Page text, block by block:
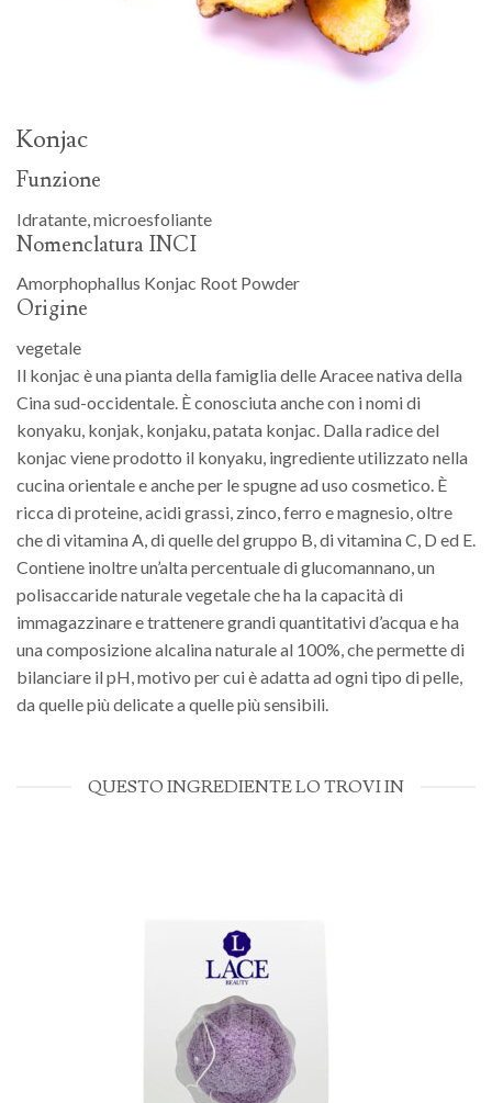
Konjac
Funzione
Idratante, microesfoliante
Nomenclatura INCI
Amorphophallus Konjac Root Powder
Origine
vegetale
Il konjac è una pianta della famiglia delle Aracee nativa della
Cina sud-occidentale. È conosciuta anche con i nomi di
konyaku, konjak, konjaku, patata konjac. Dalla radice del
konjac viene prodotto il konyaku, ingrediente utilizzato nella
cucina orientale e anche per le spugne ad uso cosmetico. È
ricca di proteine, acidi grassi, zinco, ferro e magnesio, oltre
che di vitamina A, di quelle del gruppo B, di vitamina C, D ed E.
Contiene inoltre un’alta percentuale di glucomannano, un
polisaccaride naturale vegetale che ha la capacità di
immagazzinare e trattenere grandi quantitativi d’acqua e ha
una composizione alcalina naturale al 100%, che permette di
bilanciare il pH, motivo per cui è adatta ad ogni tipo di pelle,
da quelle più delicate a quelle più sensibili.
QUESTO INGREDIENTE LO TROVI IN